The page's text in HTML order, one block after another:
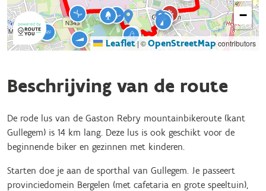
−
Leaflet|©OpenStreetMapcontributors
Beschrijving van de route
De rode lus van de Gaston Rebry mountainbikeroute (kant
Gullegem) is 14 km lang. Deze lus is ook geschikt voor de
beginnende biker en gezinnen met kinderen.
Starten doe je aan de sporthal van Gullegem. Je passeert
provinciedomein Bergelen (met cafetaria en grote speeltuin),